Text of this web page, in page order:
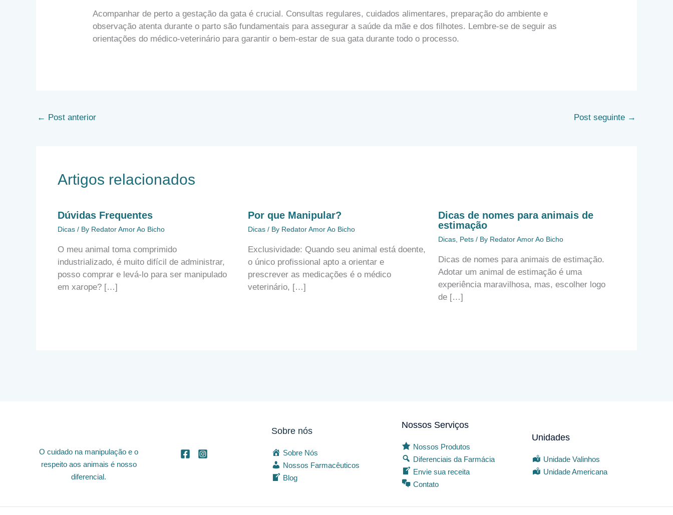
Acompanhar de perto a gestação da gata é crucial. Consultas regulares, cuidados alimentares, preparação do ambiente e
observação atenta durante o parto são fundamentais para assegurar a saúde da mãe e dos filhotes. Lembre-se de seguir as
orientações do médico-veterinário para garantir o bem-estar de sua gata durante todo o processo.
← Post anterior Post seguinte →
Artigos relacionados
Dúvidas Frequentes
Dicas/ By Redator Amor Ao Bicho
O meu animal toma comprimido
industrializado, é muito difícil de administrar,
posso comprar e levá-lo para ser manipulado
em xarope? […]
Por que Manipular?
Dicas/ By Redator Amor Ao Bicho
Exclusividade: Quando seu animal está doente,
o único profissional apto a orientar e
prescrever as medicações é o médico
veterinário, […]
Dicas de nomes para animais de
estimação
Dicas, Pets/ By Redator Amor Ao Bicho
Dicas de nomes para animais de estimação.
Adotar um animal de estimação é uma
experiência maravilhosa, mas, escolher logo
de […]
O cuidado na manipulação e o
respeito aos animais é nosso
diferencial.
Sobre nós
Sobre Nós
Nossos Farmacêuticos
Blog
Nossos Serviços
Nossos Produtos
Diferenciais da Farmácia
Envie sua receita
Contato
Unidades
Unidade Valinhos
Unidade Americana